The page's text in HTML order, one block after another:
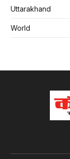
Uttarakhand
World